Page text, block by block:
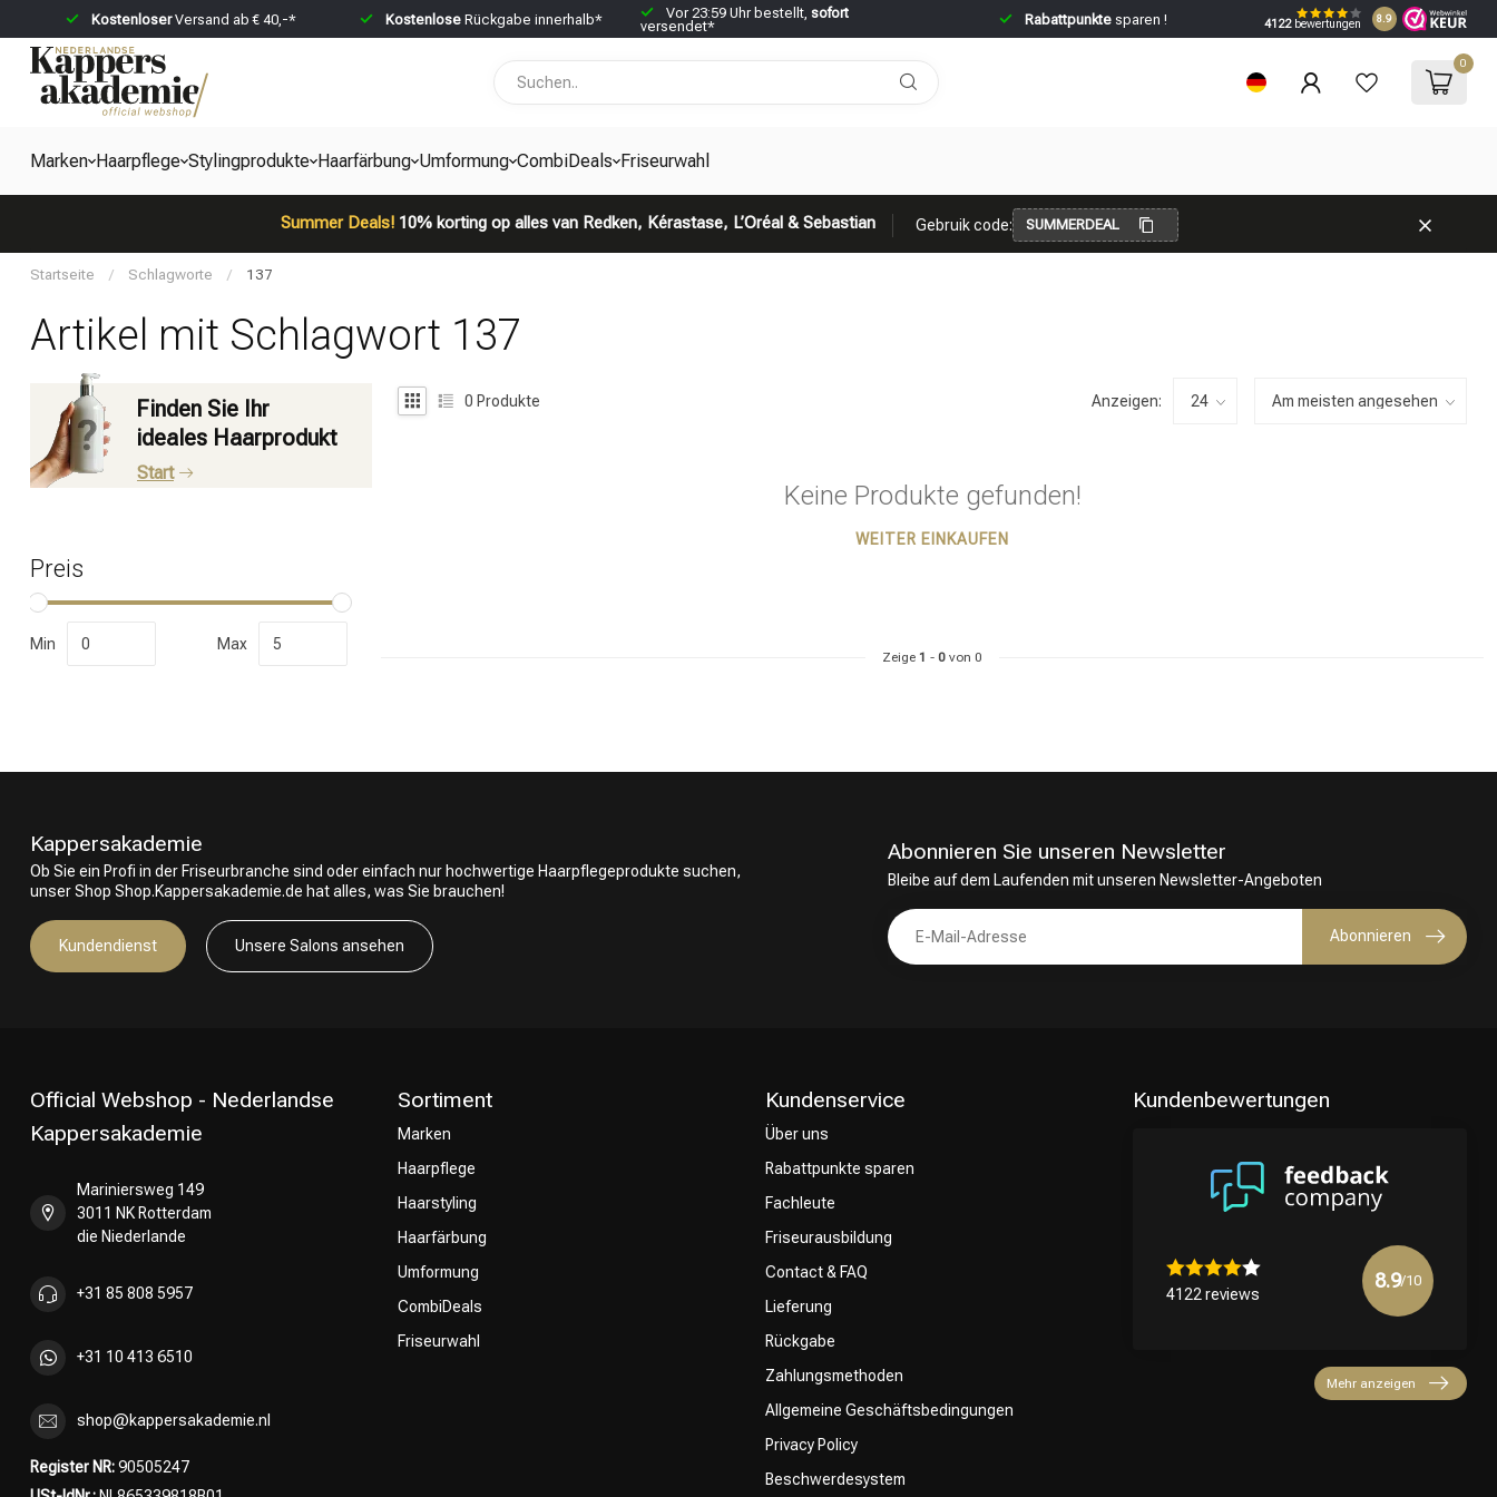
KostenloserVersand ab € 40,-* Kostenlose Rückgabe innerhalb* Vor 23:59 Uhr bestellt, sofort
versendet*
Rabattpunktesparen ! 4122bewertungen 8.9
0
Marken Haarpflege Stylingprodukte Haarfärbung Umformung CombiDeals Friseurwahl
Summer Deals!10% korting op alles van Redken, Kérastase, L’Oréal & Sebastian Gebruik code: SUMMERDEAL
Nach welcher Kategorie suchst du?
Marken
Friseurwahl
Startseite / Schlagworte / 137
Artikel mit Schlagwort 137
Finden Sie Ihr
ideales Haarprodukt
Start
Preis
Min Max
0 Produkte Anzeigen:
Keine Produkte gefunden!
WEITER EINKAUFEN
Zeige 1 - 0 von 0
Kappersakademie
Ob Sie ein Profi in der Friseurbranche sind oder einfach nur hochwertige Haarpflegeprodukte suchen,
unser Shop Shop.Kappersakademie.de hat alles, was Sie brauchen!
Kundendienst Unsere Salons ansehen
Abonnieren Sie unseren Newsletter
Bleibe auf dem Laufenden mit unseren Newsletter-Angeboten
Abonnieren
Official Webshop - Nederlandse
Kappersakademie
Mariniersweg 149
3011 NK Rotterdam
die Niederlande
+31 85 808 5957
+31 10 413 6510
shop@kappersakademie.nl
Register NR:90505247
Sortiment
Marken
Haarpflege
Haarstyling
Haarfärbung
Umformung
CombiDeals
Friseurwahl
Kundenservice
Über uns
Rabattpunkte sparen
Fachleute
Friseurausbildung
Contact & FAQ
Lieferung
Rückgabe
Zahlungsmethoden
Allgemeine Geschäftsbedingungen
Privacy Policy
Beschwerdesystem
Kundenbewertungen
4122 reviews
8.9/10
Mehr anzeigen